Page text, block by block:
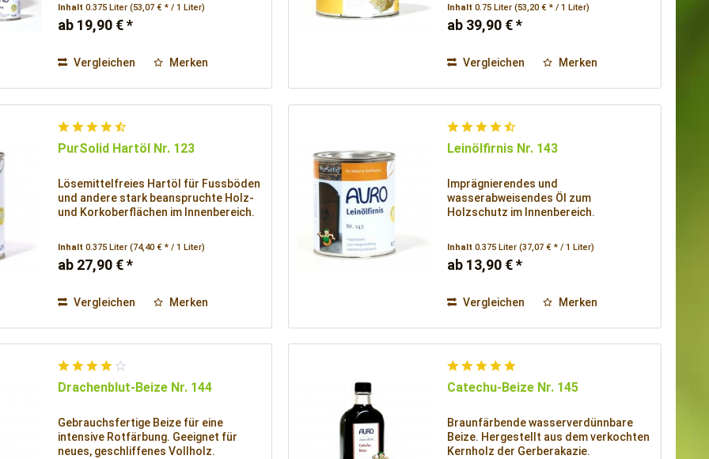
Inhalt0.375 Liter(53,07 € * / 1 Liter)
ab 19,90 € *
Vergleichen Merken
Inhalt0.75 Liter(53,20 € * / 1 Liter)
ab 39,90 € *
Vergleichen Merken
PurSolid Hartöl Nr. 123
Lösemittelfreies Hartöl für Fussböden
und andere stark beanspruchte Holz-
und Korkoberflächen im Innenbereich.
Inhalt0.375 Liter(74,40 € * / 1 Liter)
ab 27,90 € *
Vergleichen Merken
Leinölfirnis Nr. 143
Imprägnierendes und
wasserabweisendes Öl zum
Holzschutz im Innenbereich.
Inhalt0.375 Liter(37,07 € * / 1 Liter)
ab 13,90 € *
Vergleichen Merken
Drachenblut-Beize Nr. 144
Gebrauchsfertige Beize für eine
intensive Rotfärbung. Geeignet für
neues, geschliffenes Vollholz.
Catechu-Beize Nr. 145
Braunfärbende wasserverdünnbare
Beize. Hergestellt aus dem verkochten
Kernholz der Gerberakazie.